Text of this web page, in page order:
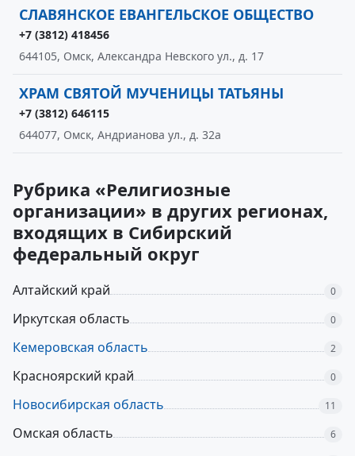
СЛАВЯНСКОЕ ЕВАНГЕЛЬСКОЕ ОБЩЕСТВО
+7 (3812) 418456
644105, Омск, Александра Невского ул., д. 17
ХРАМ СВЯТОЙ МУЧЕНИЦЫ ТАТЬЯНЫ
+7 (3812) 646115
644077, Омск, Андрианова ул., д. 32а
Рубрика «Религиозные
организации» в других регионах,
входящих в Сибирский
федеральный округ
Алтайский край 0
Иркутская область 0
Кемеровская область 2
Красноярский край 0
Новосибирская область 11
Омская область 6